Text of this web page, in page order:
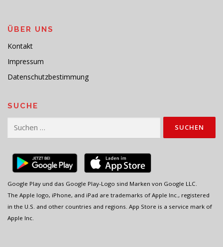
ÜBER UNS
Kontakt
Impressum
Datenschutzbestimmung
SUCHE
Suchen
Google Play und das Google Play-Logo sind Marken von Google LLC.
The Apple logo, iPhone, and iPad are trademarks of Apple Inc., registered
in the U.S. and other countries and regions. App Store is a service mark of
Apple Inc.